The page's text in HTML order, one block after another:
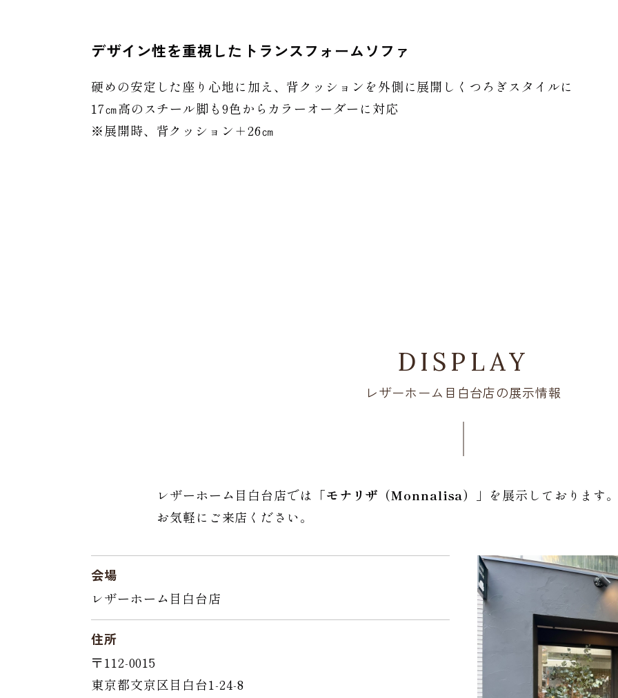
デザイン性を重視したトランスフォームソファ
硬めの安定した座り心地に加え、背クッションを外側に展開しくつろぎスタイルに
17㎝高のスチール脚も9色からカラーオーダーに対応
※展開時、背クッション＋26㎝
DISPLAY
レザーホーム目白台店の展示情報
レザーホーム目白台店では「モナリザ（Monnalisa）
」を展示しております
お気軽にご来店ください。
会場
レザーホーム目白台店
住所
〒112-0015
東京都文京区目白台1-24-8